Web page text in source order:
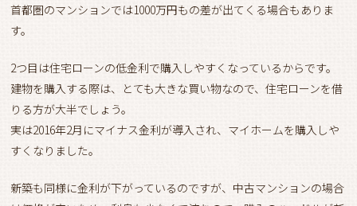
首都圏のマンションでは1000万円もの差が出てくる場合もありま
す。
2つ目は住宅ローンの低金利で購入しやすくなっているからです。
建物を購入する際は、とても大きな買い物なので、住宅ローンを借
りる方が大半でしょう。
実は2016年2月にマイナス金利が導入され、マイホームを購入しや
すくなりました。
新築も同様に金利が下がっているのですが、中古マンションの場合